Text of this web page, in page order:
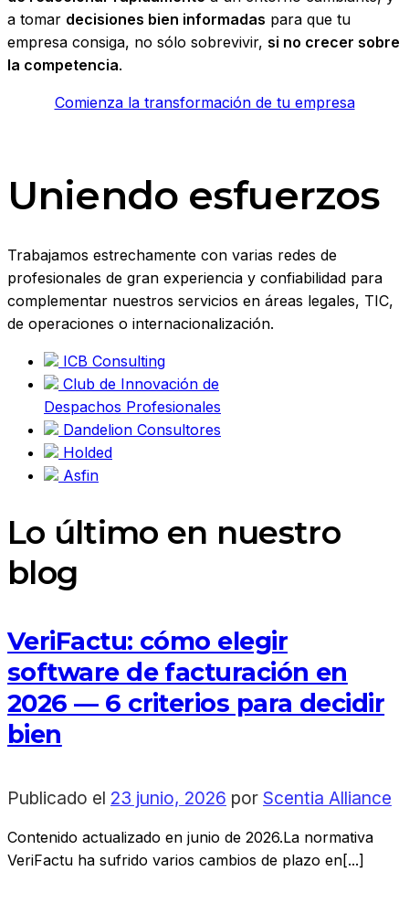
a tomar decisiones bien informadas para que tu
empresa consiga, no sólo sobrevivir, si no crecer sobre
la competencia.
Comienza la transformación de tu empresa
Uniendo esfuerzos
Trabajamos estrechamente con varias redes de
profesionales de gran experiencia y confiabilidad para
complementar nuestros servicios en áreas legales, TIC,
de operaciones o internacionalización.
ICB Consulting
Club de Innovación de
Despachos Profesionales
Dandelion Consultores
Holded
Asfin
Lo último en nuestro
blog
VeriFactu: cómo elegir
software de facturación en
2026 — 6 criterios para decidir
bien
Publicado el 23 junio, 2026 por Scentia Alliance
Contenido actualizado en junio de 2026.La normativa
VeriFactu ha sufrido varios cambios de plazo en[...]